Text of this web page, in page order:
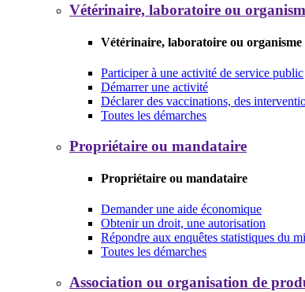
Vétérinaire, laboratoire ou
Vétérinaire, laboratoire ou organisme
Participer à une activité de service public
Démarrer une activité
Déclarer des vaccinations, des
Toutes les démarches
Propriétaire ou mandataire
Propriétaire ou mandataire
Demander une aide économique
Obtenir un droit, une autorisation
Répondre aux enquêtes statistiques du
Toutes les démarches
Association ou organisation de